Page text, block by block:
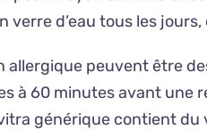
d’eau tous les
allergique peuvent être
à 60 minutes avant une
générique contient